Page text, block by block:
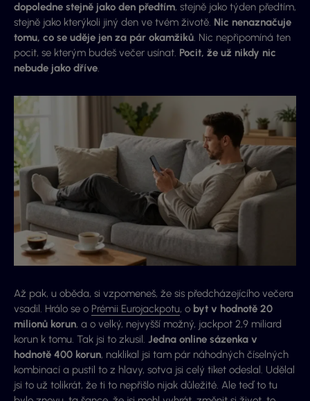
dopoledne stejně jako den předtím, stejně jako týden předtím,
stejně jako kterýkoli jiný den ve tvém životě. Nic nenaznačuje
tomu, co se uděje jen za pár okamžiků. Nic nepřipomíná ten
pocit, se kterým budeš večer usínat. Pocit, že už nikdy nic
nebude jako dříve.
Až pak, u oběda, si vzpomeneš, že sis předcházejícího večera
vsadil. Hrálo se o Prémii Eurojackpotu, o byt v hodnotě 20
milionů korun, a o velký, nejvyšší možný, jackpot 2,9 miliard
korun k tomu. Tak jsi to zkusil. Jedna online sázenka v
hodnotě 400 korun, naklikal jsi tam pár náhodných číselných
kombinací a pustil to z hlavy, sotva jsi celý tiket odeslal. Udělal
jsi to už tolikrát, že ti to nepřišlo nijak důležité. Ale teď to tu